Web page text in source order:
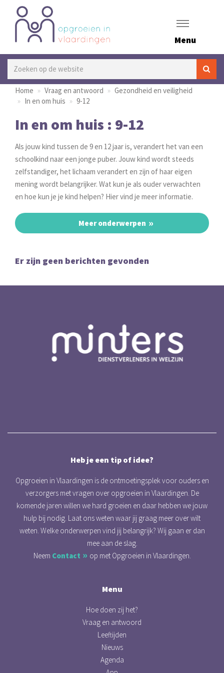
Menu
Home Vraag en antwoord
Gezondheid en veiligheid
In en om huis
9-12
In en om huis : 9-12
Als jouw kind tussen de 9 en 12 jaar is, verandert het van een
schoolkind naar een jonge puber. Jouw kind wordt steeds
zelfstandiger, het lichaam verandert en zijn of haar eigen
mening wordt belangrijker. Wat kun je als ouder verwachten
en hoe kun je je kind helpen? Hier vind je meer informatie.
Meer onderwerpen
Er zijn geen berichten gevonden
Heb je een tip of idee?
Opgroeien in Vlaardingen is de ontmoetingsplek voor ouders en
verzorgers met vragen over opgroeien in Vlaardingen. De
komende jaren willen we hard groeien en daar hebben we jouw
hulp bij nodig. Laat ons weten waar jij graag meer over wilt
weten. Welke onderwerpen vind jij belangrijk? Wij gaan er dan
mee aan de slag.
Neem Contact op met Opgroeien in Vlaardingen.
Menu
Hoe doen zij het?
Vraag en antwoord
Leeftijden
Nieuws
Agenda